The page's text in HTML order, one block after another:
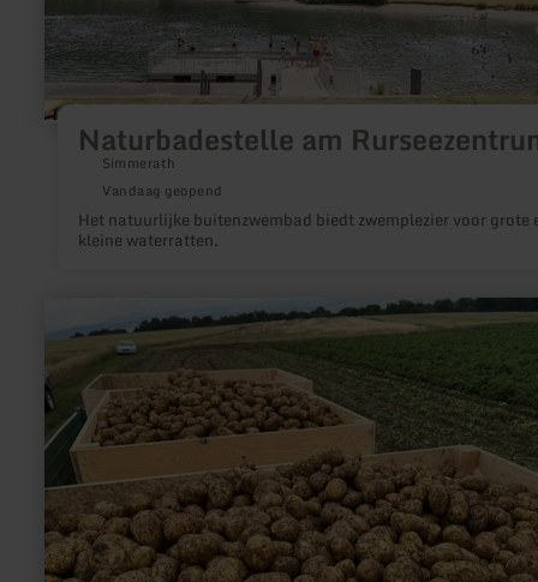
Naturbadestelle am
Simmerath
Vandaag geopend
Het natuurlijke buitenzwembad biedt zwemplezier voor grote
kleine waterratten.
informatie
over:
Kartoffeln
-
Erlebnisstation
am
Maifeld-
Radweg